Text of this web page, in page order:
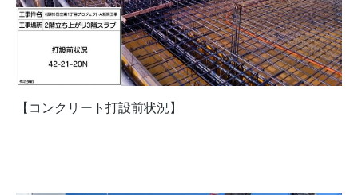
【コンクリート打設前状況】